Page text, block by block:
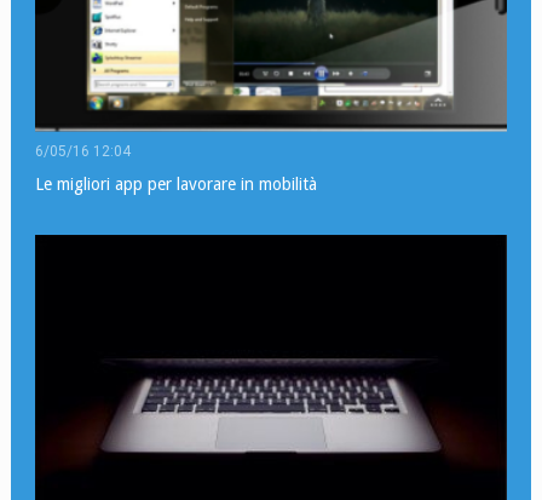
6/05/16 12:04
Le migliori app per lavorare in mobilità